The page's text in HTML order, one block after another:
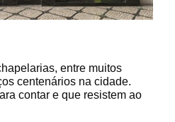
entre muitos
centenários na cidade.
contar e que resistem ao